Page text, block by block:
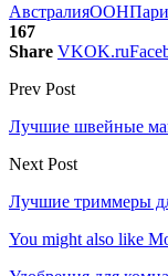
АвстралияООН
167
Share VKOK.ru
Prev Post
Лучшие швейные
Next Post
Лучшие триммеры
You might also like